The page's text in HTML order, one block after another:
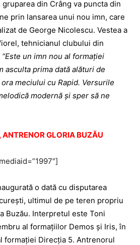
din Crâng va puncta din
prin lansarea unui nou imn, care
de George Nicolescu. Vestea a
tehnicianul clubului din
“Este un imn nou al formaţiei
asculta prima dată alături de
meciului cu Rapid. Versurile
modernă şi sper să ne
GLORIA BUZĂU
o dată cu disputarea
ultimul de pe teren propriu
Buzău. Interpretul este Toni
al formaţiilor Demos şi Iris, în
formaţiei Direcţia 5. Antrenorul